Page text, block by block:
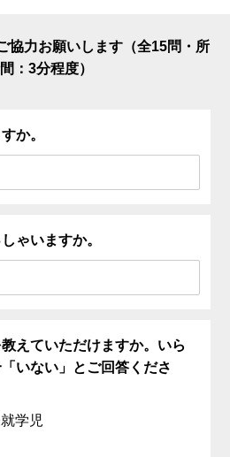
協力お願いします（全15問・所
：3分程度）
か。
ゃいますか。
えていただけますか。いら
いない」とご回答くださ
学児